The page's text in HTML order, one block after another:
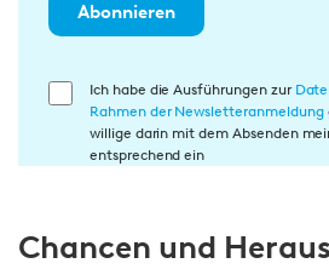
Abonnieren
E
l
Ich habe die Ausführungen zur
Rahmen der Newsletteranmeldung
willige darin mit dem Absenden
entsprechend ein
Chancen und